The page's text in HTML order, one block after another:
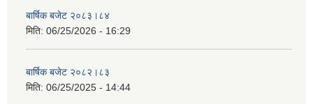
बार्षिक बजेट २०८३।८४
मिति: 06/25/2026 - 16:29
बार्षिक बजेट २०८२।८३
मिति: 06/25/2025 - 14:44